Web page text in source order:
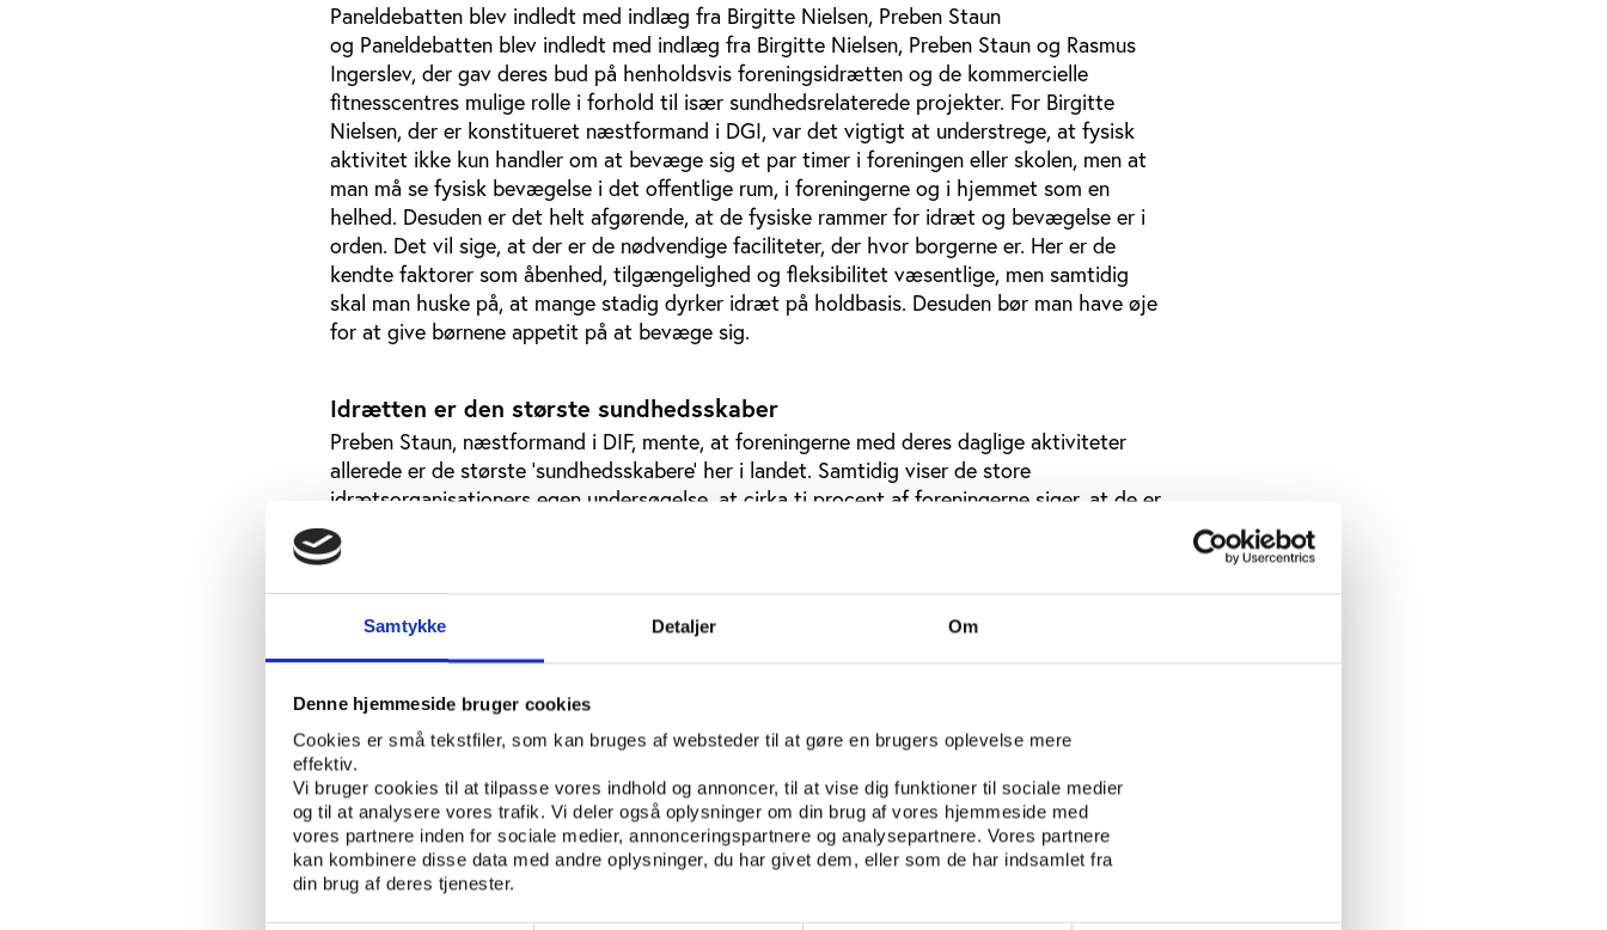
Samtykke Detaljer Om
Denne hjemmeside bruger cookies
Cookies er små tekstfiler, som kan bruges af websteder til at gøre en brugers oplevelse mere
effektiv.
Vi bruger cookies til at tilpasse vores indhold og annoncer, til at vise dig funktioner til sociale medier
og til at analysere vores trafik. Vi deler også oplysninger om din brug af vores hjemmeside med
vores partnere inden for sociale medier, annonceringspartnere og analysepartnere. Vores partnere
kan kombinere disse data med andre oplysninger, du har givet dem, eller som de har indsamlet fra
din brug af deres tjenester.
Paneldebatten blev indledt med indlæg fra Birgitte Nielsen, Preben Staun
og Paneldebatten blev indledt med indlæg fra Birgitte Nielsen, Preben Staun og Rasmus
Ingerslev, der gav deres bud på henholdsvis foreningsidrætten og de kommercielle
fitnesscentres mulige rolle i forhold til især sundhedsrelaterede projekter. For Birgitte
Nielsen, der er konstitueret næstformand i DGI, var det vigtigt at understrege, at fysisk
aktivitet ikke kun handler om at bevæge sig et par timer i foreningen eller skolen, men at
man må se fysisk bevægelse i det offentlige rum, i foreningerne og i hjemmet som en
helhed. Desuden er det helt afgørende, at de fysiske rammer for idræt og bevægelse er i
orden. Det vil sige, at der er de nødvendige faciliteter, der hvor borgerne er. Her er de
kendte faktorer som åbenhed, tilgængelighed og fleksibilitet væsentlige, men samtidig
skal man huske på, at mange stadig dyrker idræt på holdbasis. Desuden bør man have øje
for at give børnene appetit på at bevæge sig.
Idrætten er den største sundhedsskaber
Preben Staun, næstformand i DIF, mente, at foreningerne med deres daglige aktiviteter
allerede er de største ’sundhedsskabere’ her i landet. Samtidig viser de store
idrætsorganisationers egen undersøgelse, at cirka ti procent af foreningerne siger, at de er
klar til at byde ind på særlige projekter.
med særligt personale tilknyttet. Desuden kan lokale idrætsråd bidrage med viden om,
hvilke foreninger kommunerne kan overveje at indgå samarbejdsaftaler med. Han så også
en mere differentieret offentlig støtte til foreningerne som en interessant mulighed, så
længe man ikke kun hælder penge ud til kortere projekter, men giver egentlig
driftstilskud, der langtidssikrer projekterne.
De kommercielle fitnesscentres rolle
Rasmus Ingerskev fra Dansk Fitness & Helse Organisation påpegede, at også de
kommercielle fitnesscentre og deres ansatte i høj grad ser sig selv som aktører i det
forebyggende sundhedsarbejde.